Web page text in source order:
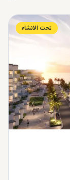
تحت الانشاء